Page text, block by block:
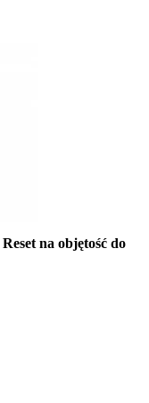
na objętość do